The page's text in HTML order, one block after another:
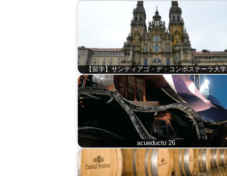
【留学】サンティアゴ・デ・コンポステーラ大学
acueducto 26